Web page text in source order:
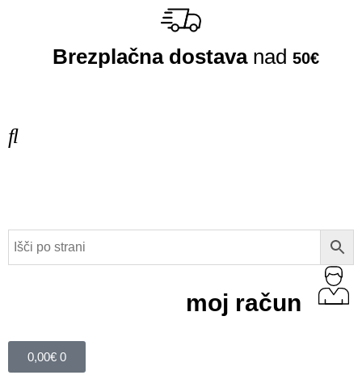
Brezplačna dostavanad 50€
moj račun
0,00€ 0